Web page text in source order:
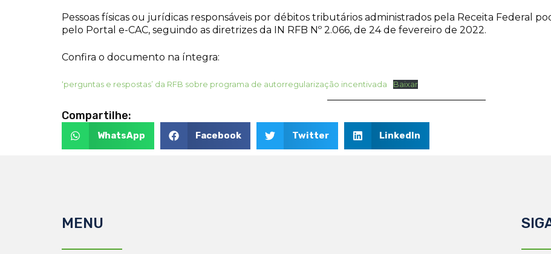
Pessoas físicas ou jurídicas responsáveis por débitos tributários administrados pela Receita Federal
pelo Portal e-CAC, seguindo as diretrizes da IN RFB Nº 2.066, de 24 de fevereiro de 2022.
Confira o documento na íntegra:
‘perguntas e respostas’ da RFB sobre programa de autorregularização incentivada Baixar
Compartilhe:
WhatsApp Facebook Twitter LinkedIn
MENU